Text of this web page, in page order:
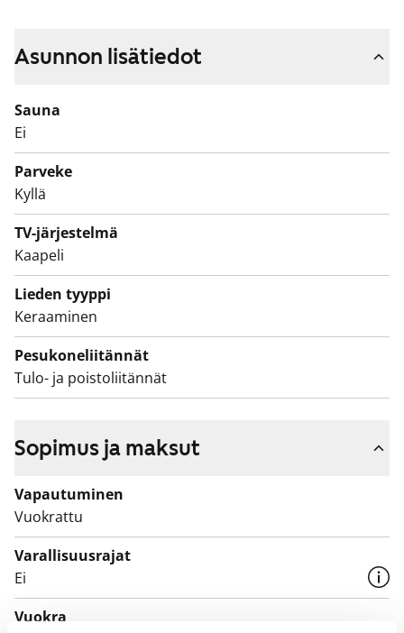
massalattia ja kaakeloidut seinät. Keittokomerossa on
astianpesukoneelle ei ole tilaa. Kylpyhuoneeseen sen
sijaan mahtuu pyykinpesukone.
Sopisiko tämä vuokra-asunto juuri sinun elämääsi juuri
nyt? Laitahan hakemusta tulemaan!
Asunnon lisätiedot
Sauna
Ei
Parveke
Kyllä
TV-järjestelmä
Kaapeli
Lieden tyyppi
Keraaminen
Pesukoneliitännät
Tulo- ja poistoliitännät
Sopimus ja maksut
Vapautuminen
Vuokrattu
Varallisuusrajat
Ei
Vuokra